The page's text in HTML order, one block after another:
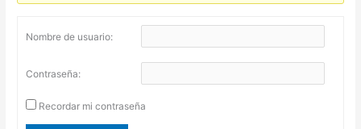
Nombre de usuario:
Contraseña:
Recordar mi contraseña